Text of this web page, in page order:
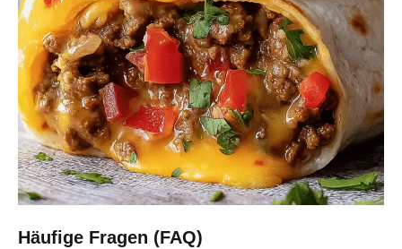
Häufige Fragen (FAQ)